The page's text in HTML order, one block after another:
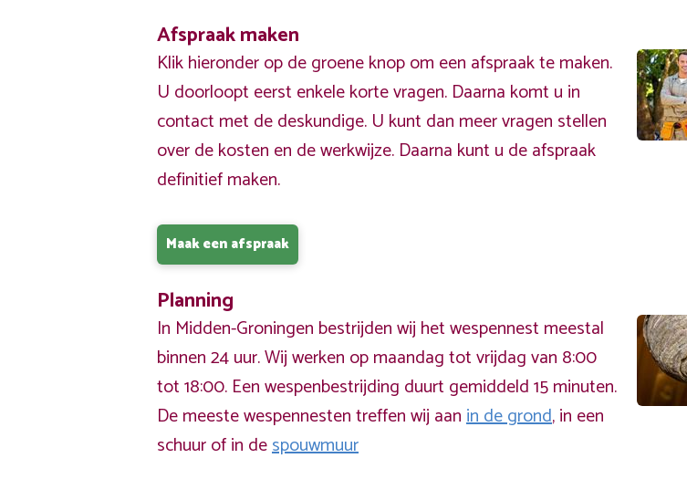
Afspraak maken
Klik hieronder op de groene knop om een afspraak te maken.
U doorloopt eerst enkele korte vragen. Daarna komt u in
contact met de deskundige. U kunt dan meer vragen stellen
over de kosten en de werkwijze. Daarna kunt u de afspraak
definitief maken.
Maak een afspraak
Planning
In Midden-Groningen bestrijden wij het wespennest meestal
binnen 24 uur. Wij werken op maandag tot vrijdag van 8:00
tot 18:00. Een wespenbestrijding duurt gemiddeld 15 minuten.
De meeste wespennesten treffen wij aanin de grond, in een
schuur of in despouwmuur